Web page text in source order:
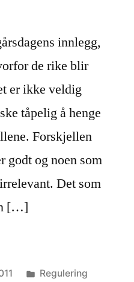
innlegg,
de rike blir
er ikke veldig
tåpelig å henge
Forskjellen
godt og noen som
Det som
[…]
Publisert
Regulering